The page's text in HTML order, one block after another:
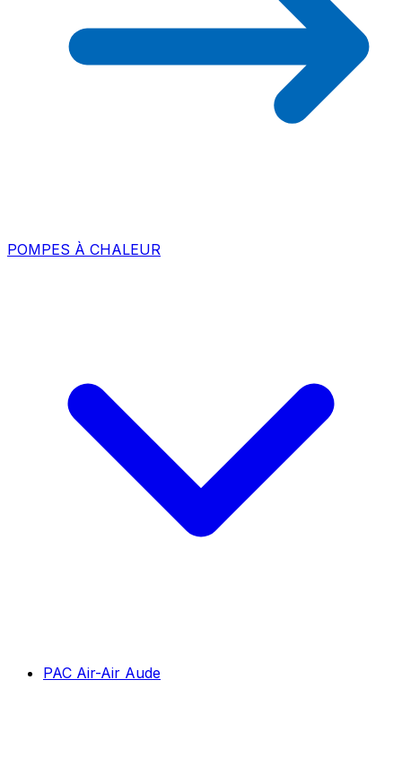
POMPES À CHALEUR
PAC Air-Air Aude